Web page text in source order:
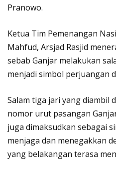
Pranowo.
Ketua Tim Pemenangan
Mahfud, Arsjad Rasjid
sebab Ganjar melakukan
menjadi simbol perjuangan
Salam tiga jari yang diambil
nomor urut pasangan
juga dimaksudkan sebagai
menjaga dan menegakkan
yang belakangan terasa